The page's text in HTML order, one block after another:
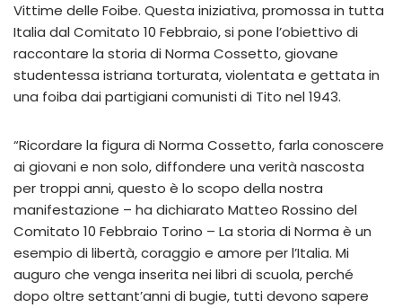
Vittime delle Foibe. Questa iniziativa, promossa in tutta
Italia dal Comitato 10 Febbraio, si pone l’obiettivo di
raccontare la storia di Norma Cossetto, giovane
studentessa istriana torturata, violentata e gettata in
una foiba dai partigiani comunisti di Tito nel 1943.
“Ricordare la figura di Norma Cossetto, farla conoscere
ai giovani e non solo, diffondere una verità nascosta
per troppi anni, questo è lo scopo della nostra
manifestazione – ha dichiarato Matteo Rossino del
Comitato 10 Febbraio Torino – La storia di Norma è un
esempio di libertà, coraggio e amore per l’Italia. Mi
auguro che venga inserita nei libri di scuola, perché
dopo oltre settant’anni di bugie, tutti devono sapere